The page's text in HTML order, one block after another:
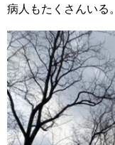
病人もたくさんいる。